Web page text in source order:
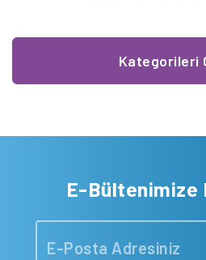
Kategorileri
E-Bültenimize